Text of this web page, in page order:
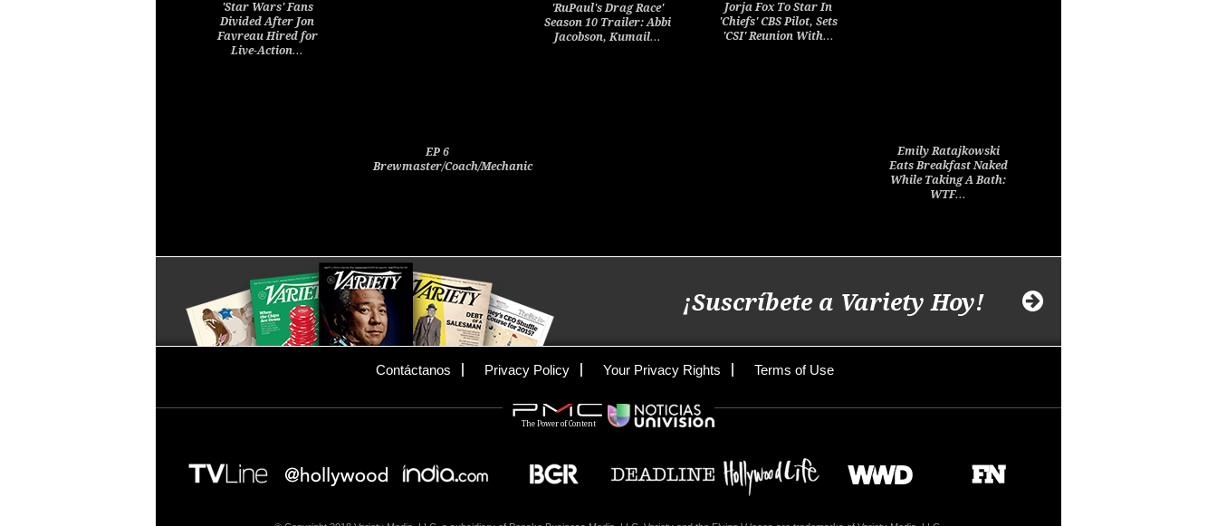
'Star Wars' Fans
Divided After Jon
Favreau Hired for
Live-Action…
EP 6
Brewmaster/Coach/Mechanic
'RuPaul's Drag Race'
Season 10 Trailer: Abbi
Jacobson, Kumail…
Jorja Fox To Star In
'Chiefs' CBS Pilot, Sets
'CSI' Reunion With…
Emily Ratajkowski
Eats Breakfast Naked
While Taking A Bath:
WTF…
¡Suscríbete a Variety Hoy!
Contáctanos Privacy Policy Your Privacy Rights Terms of Use
The Power of Content